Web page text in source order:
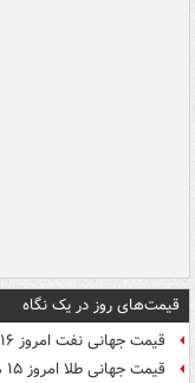
قیمت‌های روز در یک نگاه
قیمت جهانی نفت امروز ۱۶ مرداد
قیمت جهانی طلا امروز ۱۵ مرداد